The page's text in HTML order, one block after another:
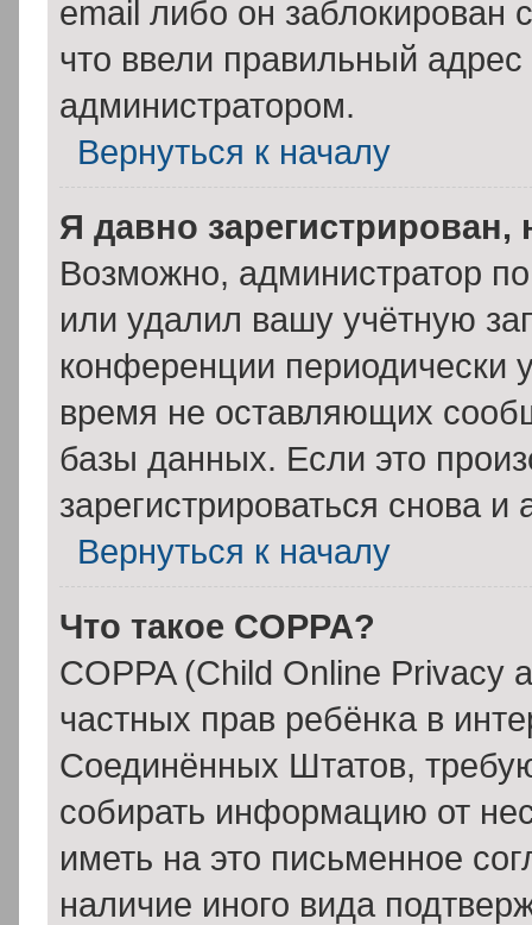
email либо он
что ввели правильный
администратором.
Вернуться к началу
Я давно
Возможно, администратор
или удалил вашу учётную
конференции периодически
время не оставляющих
базы данных. Если это
зарегистрироваться снова и
Вернуться к началу
Что такое COPPA?
COPPA (Child Online Privacy
частных прав ребёнка в
Соединённых Штатов,
собирать информацию от
иметь на это письменное
наличие иного вида